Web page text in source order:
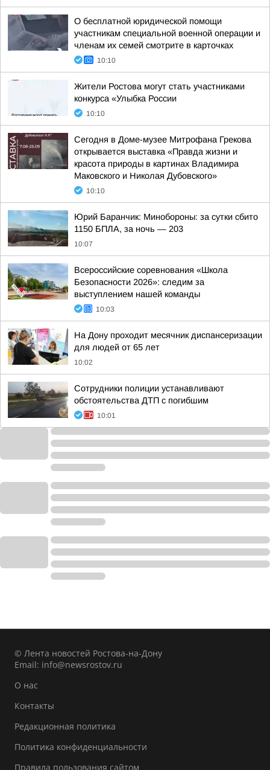
О бесплатной юридической помощи
участникам специальной военной операции и
членам их семей смотрите в карточках
10:10
Жители Ростова могут стать участниками
конкурса «Улыбка России
10:10
Сегодня в Доме-музее Митрофана Грекова
открывается выставка «Правда жизни и
красота природы в картинах Владимира
Маковского и Николая Дубовского»
10:10
Юрий Баранчик: Минобороны: за сутки сбито
1150 БПЛА, за ночь — 203
10:07
Всероссийские соревнования «Школа
Безопасности 2026»: следим за
выступлением нашей команды
10:03
На Дону проходит месячник диспансеризации
для людей от 65 лет
10:02
Сотрудники полиции устанавливают
обстоятельства ДТП с погибшим
10:01
© Лента новостей Ростова-на-Дону
Email: info@newsrostov.ru
О нас
Контакты
Редакционная политика
Политика конфиденциальности
Правила пользования сайтом